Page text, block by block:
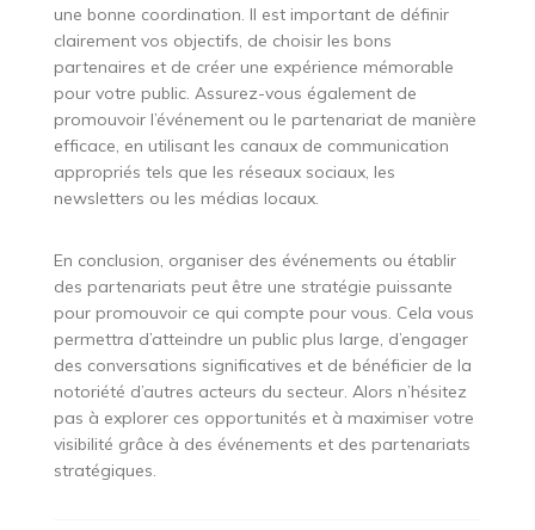
une bonne coordination. Il est important de définir
clairement vos objectifs, de choisir les bons
partenaires et de créer une expérience mémorable
pour votre public. Assurez-vous également de
promouvoir l’événement ou le partenariat de manière
efficace, en utilisant les canaux de communication
appropriés tels que les réseaux sociaux, les
newsletters ou les médias locaux.
En conclusion, organiser des événements ou établir
des partenariats peut être une stratégie puissante
pour promouvoir ce qui compte pour vous. Cela vous
permettra d’atteindre un public plus large, d’engager
des conversations significatives et de bénéficier de la
notoriété d’autres acteurs du secteur. Alors n’hésitez
pas à explorer ces opportunités et à maximiser votre
visibilité grâce à des événements et des partenariats
stratégiques.